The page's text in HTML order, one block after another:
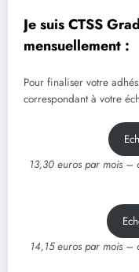
Je suis CTSS
mensuellement :
Pour finaliser votre
correspondant à votre
13,30 euros par mois –
14,15 euros par mois –